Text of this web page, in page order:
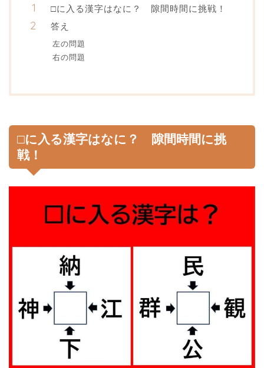
□に入る漢字はなに？ 隙間時間に挑戦！
答え
左の問題
右の問題
□に入る漢字はなに？ 隙間時間に挑
戦！